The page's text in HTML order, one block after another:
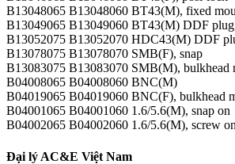
B13048065 B13048060 BT43(M), fixed
B13049065 B13049060 BT43(M) DDF
B13052075 B13052070 HDC43(M) DDF
B13078075 B13078070 SMB(F), snap
B13083075 B13083070 SMB(M), bulkhead
B04008065 B04008060 BNC(M)
B04019065 B04019060 BNC(F), bulkhead
B04001065 B04001060 1.6/5.6(M), snap on
B04002065 B04002060 1.6/5.6(M), screw
Đại lý AC&E Việt Nam